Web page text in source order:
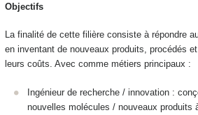
Objectifs
La finalité de cette filière consiste à répondre
en inventant de nouveaux produits, procédés
leurs coûts. Avec comme métiers principaux :
Ingénieur de recherche / innovation :
nouvelles molécules / nouveaux produits